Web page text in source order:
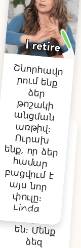
Շնորհավո
րում ենք
ձեր
թոշակի
անցման
առթիվ։
Ուրախ
ենք, որ ձեր
համար
բացվում է
այս նոր
փուլը։
Linda
Առողջ
լուրը ձեր
թոշակին
և բոլոր
հիանալի
պահերին,
որոնք
առջևում
են։ Մենք
ձեզ
գրասենյա
կում
կպակասե